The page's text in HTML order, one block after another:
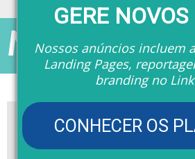
GERE
Nossos anúncios incluem
Landing Pages,
branding no
CONHECER OS
Matérias